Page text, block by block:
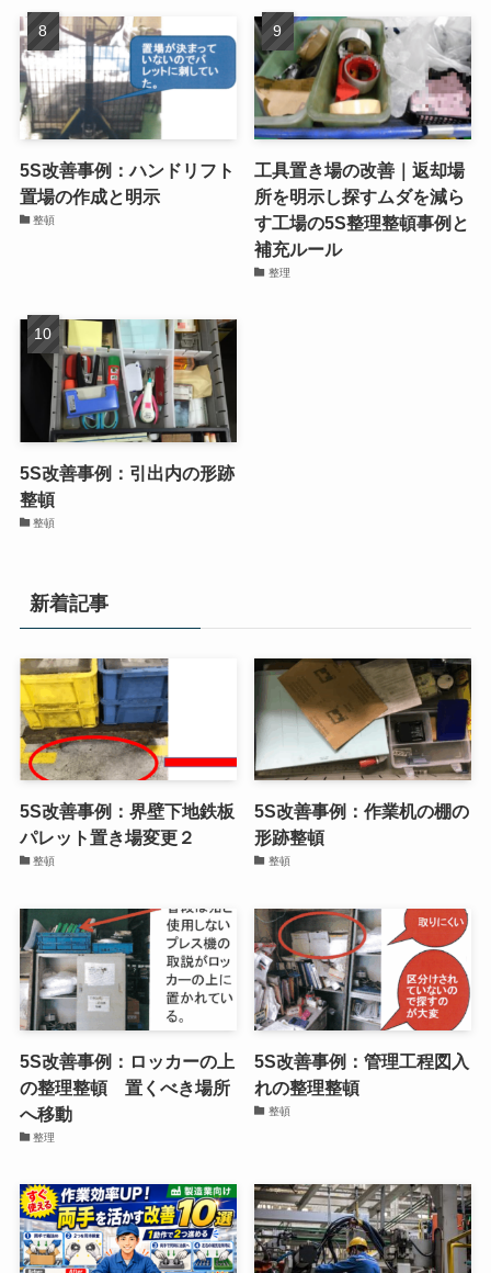
5S改善事例：テープの在庫
状況を見える化
5S改善事例：工具箱内の整
頓
整頓
5S改善事例：ハンドリフト
置場の作成と明示
整頓
5S改善事例：引出内の形跡
整頓
5S改善事例：界壁下地鉄板
パレット置き場変更２
整頓
5S改善事例：作業机の棚の
形跡整頓